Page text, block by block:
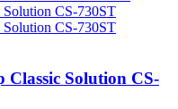
Solution CS-